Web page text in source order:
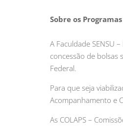
Sobre os
A Faculdade SENSU
concessão de bolsas
Federal.
Para que seja
Acompanhamento e
As COLAPS –